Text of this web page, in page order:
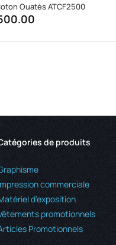
Ouatés ATCF2500
de produits
commerciale
d’exposition
promotionnels
Promotionnels